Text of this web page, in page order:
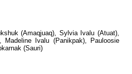
(Amaqjuaq), Sylvia Ivalu (Atuat),
Madeline Ivalu (Panikpak), Pauloosie
(Sauri)